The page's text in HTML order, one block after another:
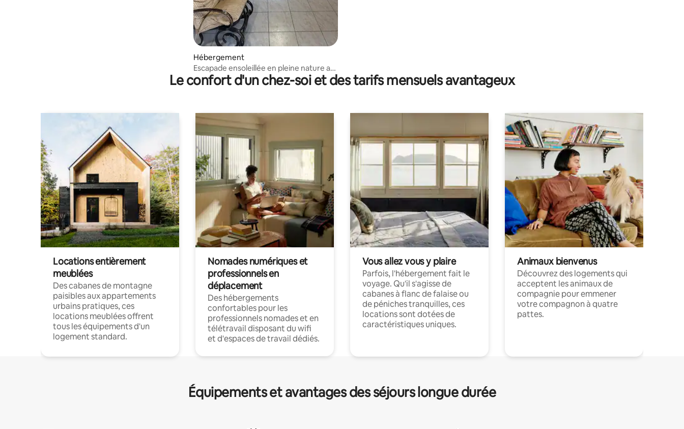
Hébergement
Escapade ensoleillée en pleine nature au
pied du mont Olympe
Le confort d'un chez-soi et des tarifs mensuels avantageux
Locations entièrement
meublées
Des cabanes de montagne
paisibles aux appartements
urbains pratiques, ces
locations meublées offrent
tous les équipements d'un
logement standard.
Nomades numériques et
professionnels en
déplacement
Des hébergements
confortables pour les
professionnels nomades et en
télétravail disposant du wifi
et d'espaces de travail dédiés.
Vous allez vous y plaire
Parfois, l'hébergement fait le
voyage. Qu'il s'agisse de
cabanes à flanc de falaise ou
de péniches tranquilles, ces
locations sont dotées de
caractéristiques uniques.
Animaux bienvenus
Découvrez des logements qui
acceptent les animaux de
compagnie pour emmener
votre compagnon à quatre
pattes.
Équipements et avantages des séjours longue durée